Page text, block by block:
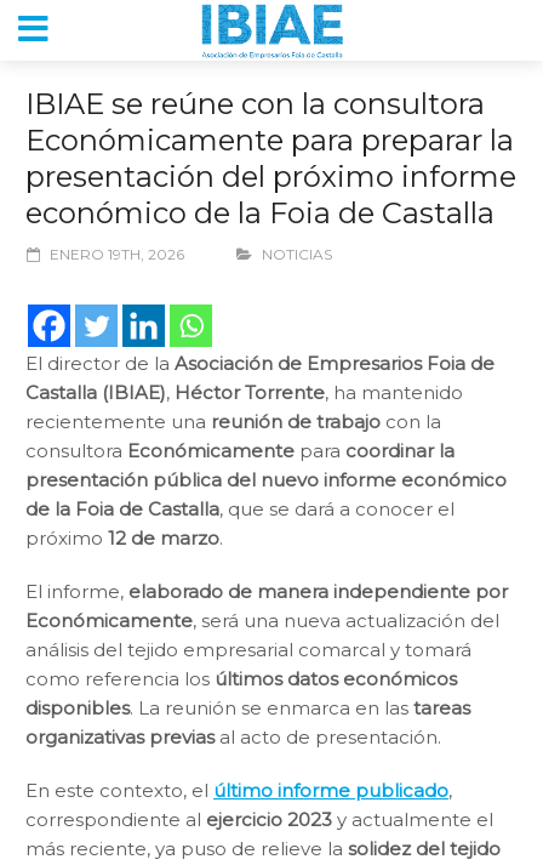
IBIAE se reúne con la consultora
Económicamente para preparar la
presentación del próximo informe
económico de la Foia de Castalla
ENERO 19TH, 2026 NOTICIAS
El director de la Asociación de Empresarios Foia de
Castalla (IBIAE), Héctor Torrente, ha mantenido
recientemente una reunión de trabajo con la
consultora Económicamente para coordinar la
presentación pública del nuevo informe económico
de la Foia de Castalla, que se dará a conocer el
próximo 12 de marzo.
El informe, elaborado de manera independiente por
Económicamente, será una nueva actualización del
análisis del tejido empresarial comarcal y tomará
como referencia los últimos datos económicos
disponibles. La reunión se enmarca en las tareas
organizativas previasal acto de presentación.
En este contexto, el último informe publicado,
correspondiente al ejercicio 2023 y actualmente el
más reciente, ya puso de relieve la solidez del tejido